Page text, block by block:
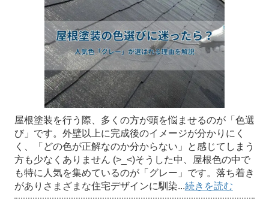
屋根塗装を行う際、多くの方が頭を悩ませるのが「色選
び」です。外壁以上に完成後のイメージが分かりにく
く、「どの色が正解なのか分からない」と感じてしまう
方も少なくありません (>_<)そうした中、屋根色の中で
も特に人気を集めているのが「グレー」です。落ち着き
がありさまざまな住宅デザインに馴染...続きを読む